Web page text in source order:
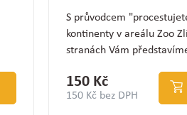
S průvodcem
kontinenty v areálu Zoo
stranách Vám
150 Kč
150 Kč bez DPH